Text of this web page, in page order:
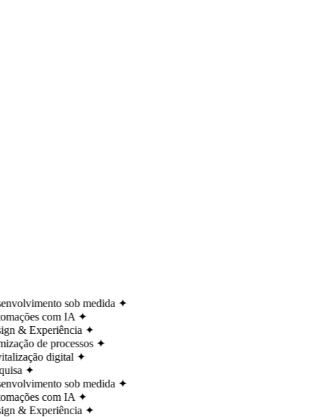
sob medida✦
com IA✦
& Experiência✦
de processos✦
digital✦
✦
sob medida✦
com IA✦
& Experiência✦